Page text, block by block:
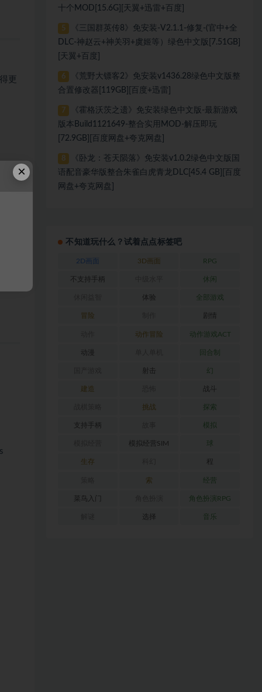
更
十个MOD[15.6G][天翼+迅雷+百度]
5
《三国群英传8》免安装-V2.1.1-修复-(官中+全
DLC-神赵云+神关羽+虞姬等）绿色中文版[7.51GB]
[天翼+百度]
6
《荒野大镖客2》免安装v1436.28绿色中文版整
合置修改器[119GB][百度+迅雷]
7
《霍格沃茨之遗》免安装绿色中文版-最新游戏
版本Build1121649-整合实用MOD-解压即玩
[72.9GB][百度网盘+夸克网盘]
8
《卧龙：苍天陨落》免安装v1.0.2绿色中文版国
语配音豪华版整合朱雀白虎青龙DLC[45.4 GB][百度
网盘+夸克网盘]
不知道玩什么？试着点点标签吧
2D画面 3D画面 RPG
不支持手柄 休闲
体验 全部游戏
冒险 剧情
动作冒险 动作游戏ACT
动漫 回合制
射击 幻
建造 战斗
挑战 探索
支持手柄 模拟
模拟经营SIM 球
生存 程
索 经营
菜鸟入门 角色扮演RPG
选择 音乐
×